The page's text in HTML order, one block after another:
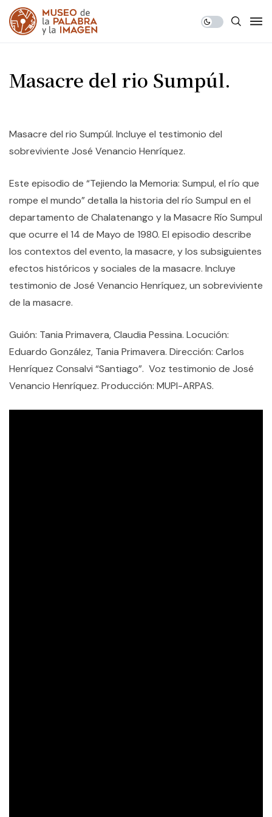
Masacre del rio Sumpúl.
Masacre del rio Sumpúl. Incluye el testimonio del
sobreviviente José Venancio Henríquez.
Este episodio de “Tejiendo la Memoria: Sumpul, el río que
rompe el mundo” detalla la historia del río Sumpul en el
departamento de Chalatenango y la Masacre Río Sumpul
que ocurre el 14 de Mayo de 1980. El episodio describe
los contextos del evento, la masacre, y los subsiguientes
efectos históricos y sociales de la masacre. Incluye
testimonio de José Venancio Henríquez, un sobreviviente
de la masacre.
Guión: Tania Primavera, Claudia Pessina. Locución:
Eduardo González, Tania Primavera. Dirección: Carlos
Henríquez Consalvi “Santiago”. Voz testimonio de José
Venancio Henríquez. Producción: MUPI-ARPAS.